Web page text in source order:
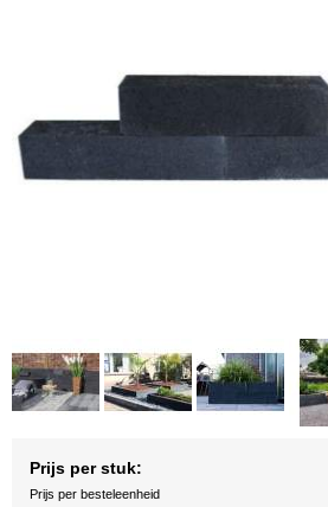
Prijs per stuk:
Prijs per besteleenheid